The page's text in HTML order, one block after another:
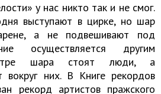
у нас никто так и не смог.
выступают в цирке, но шар
а не подвешивают под
осуществляется другим
шара стоят люди, а
вокруг них. В Книге рекордов
рекорд артистов пражского